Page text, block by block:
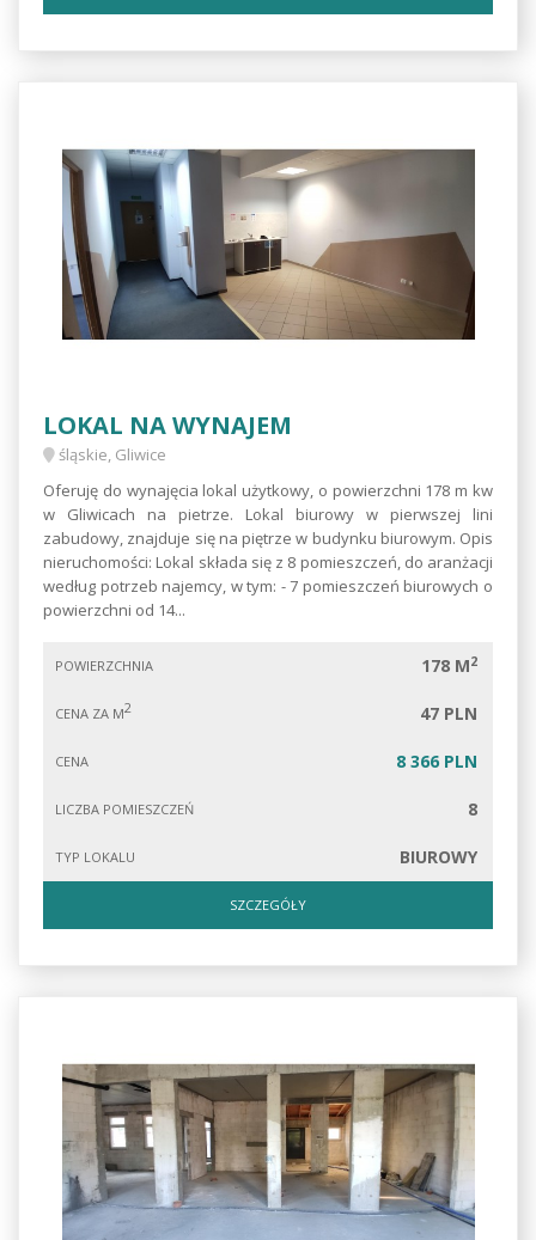
LOKAL NA WYNAJEM
śląskie, Gliwice
Oferuję do wynajęcia lokal użytkowy, o powierzchni 178 m kw
w Gliwicach na pietrze. Lokal biurowy w pierwszej lini
zabudowy, znajduje się na piętrze w budynku biurowym. Opis
nieruchomości: Lokal składa się z 8 pomieszczeń, do aranżacji
według potrzeb najemcy, w tym: - 7 pomieszczeń biurowych o
powierzchni od 14...
POWIERZCHNIA 178 M2
CENA ZA M2 47 PLN
CENA 8 366 PLN
LICZBA POMIESZCZEŃ 8
TYP LOKALU BIUROWY
SZCZEGÓŁY